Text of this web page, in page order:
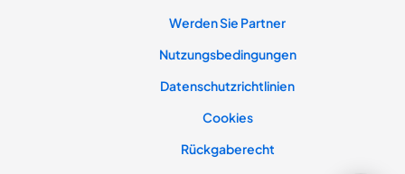
Werden Sie Partner
Nutzungsbedingungen
Datenschutzrichtlinien
Cookies
Rückgaberecht